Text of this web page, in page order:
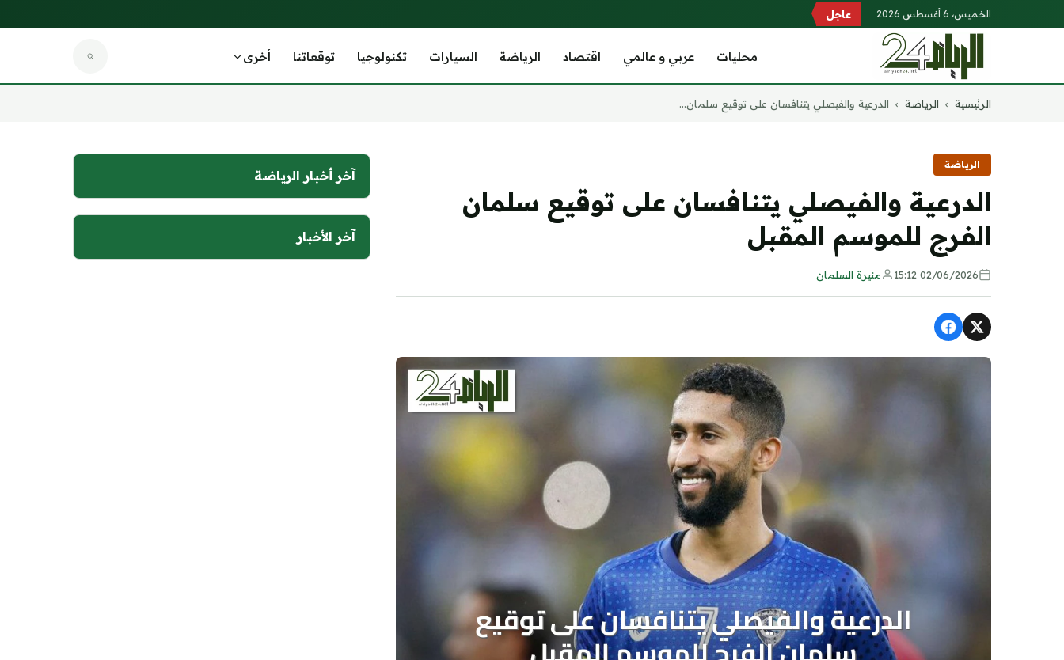
الخميس، 6 أغسطس 2026 عاجل
محليات عربي و عالمي اقتصاد الرياضة السيارات تكنولوجيا توقعاتنا أخرى
الرئيسية › الرياضة › الدرعية والفيصلي يتنافسان على توقيع سلمان...
الرياضة
الدرعية والفيصلي يتنافسان على توقيع سلمان
الفرج للموسم المقبل
02/06/2026 15:12 منيرة السلمان
آخر أخبار الرياضة
آخر الأخبار